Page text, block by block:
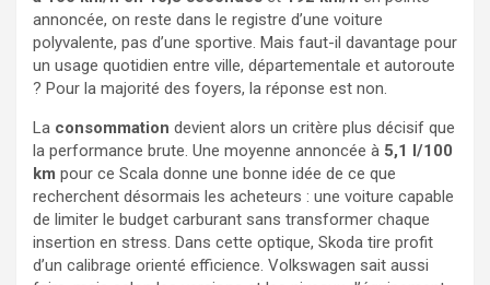
annoncée, on reste dans le registre d’une voiture
polyvalente, pas d’une sportive. Mais faut-il davantage pour
un usage quotidien entre ville, départementale et autoroute
? Pour la majorité des foyers, la réponse est non.
La consommation devient alors un critère plus décisif que
la performance brute. Une moyenne annoncée à 5,1 l/100
km pour ce Scala donne une bonne idée de ce que
recherchent désormais les acheteurs : une voiture capable
de limiter le budget carburant sans transformer chaque
insertion en stress. Dans cette optique, Skoda tire profit
d’un calibrage orienté efficience. Volkswagen sait aussi